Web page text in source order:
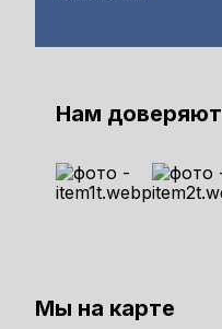
Нам доверяют
Мы на карте